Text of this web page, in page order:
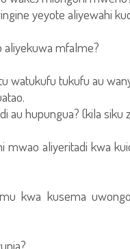
yeyote aliyewahi
aliyekuwa mfalme?
watukufu tukufu au
au hupungua? (kila siku
mwao aliyeritadi kwa
kwa kusema